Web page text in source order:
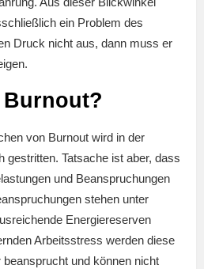
ein Problem des
Druck nicht aus, dann muss er
von Burnout wird in der
gestritten. Tatsache ist aber, dass
und Beanspruchungen
stehen unter
Energiereserven
Arbeitsstress werden diese
und können nicht